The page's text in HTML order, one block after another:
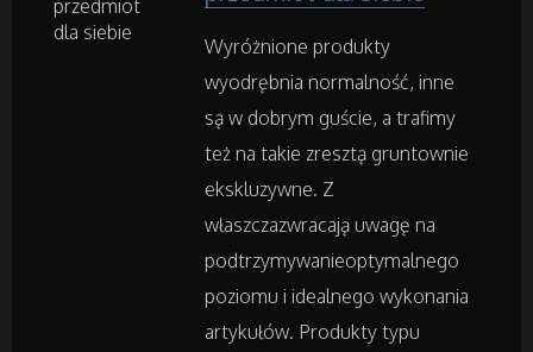
Rekreacja
Imprezy Integracyjne
Zajęcia Sportowe i Rekreacyjne
Serwis
Wyróżnione produkty
wyodrębnia normalność, inne
są w dobrym guście, a trafimy
też na takie zresztą gruntownie
ekskluzywne. Z
właszczazwracają uwagę na
podtrzymywanieoptymalnego
poziomu i idealnego wykonania
artykułów. Produkty typu